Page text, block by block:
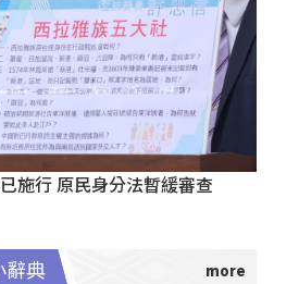
施行 原民身分法暫緩審查
辭典